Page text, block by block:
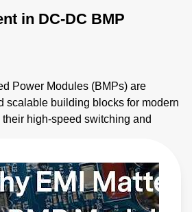
in DC-DC BMP
Power Modules (BMPs) are
scalable building blocks for modern
high-speed switching and
strategies. Learn more: